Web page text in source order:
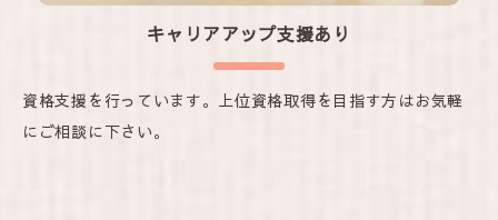
キャリアアップ支援あり
資格支援を行っています。上位資格取得を目指す方はお気軽
にご相談に下さい。